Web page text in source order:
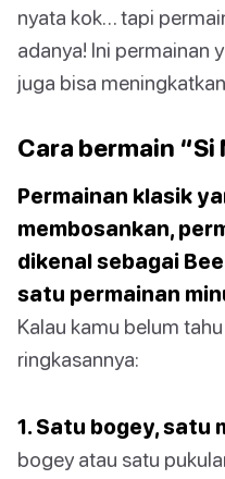
nyata kok… tapi
adanya! Ini permainan
juga bisa
Cara bermain “Si
Permainan klasik
membosankan,
dikenal sebagai
satu permainan
Kalau kamu belum
ringkasannya:
1. Satu bogey, satu
bogey atau satu